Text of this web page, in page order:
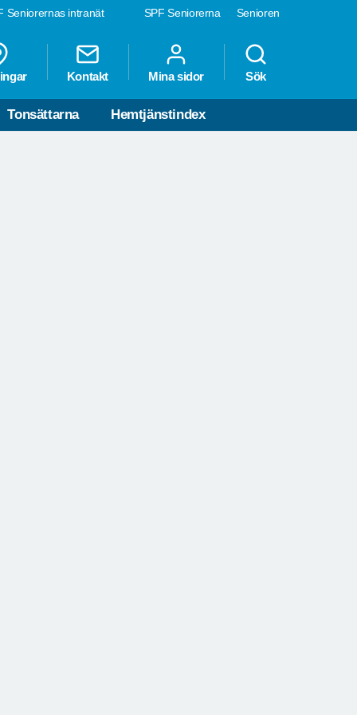
SPF Seniorerna Senioren
Seniorernas intranät
Kontakt Mina sidor Sök
Tonsättarna Hemtjänstindex